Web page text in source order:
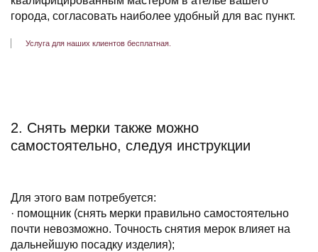
города, согласовать наиболее удобный для вас пункт.
Услуга для наших клиентов бесплатная.
2. Снять мерки также можно
самостоятельно, следуя инструкции
Для этого вам потребуется:
· помощник (снять мерки правильно самостоятельно
почти невозможно. Точность снятия мерок влияет на
дальнейшую посадку изделия);